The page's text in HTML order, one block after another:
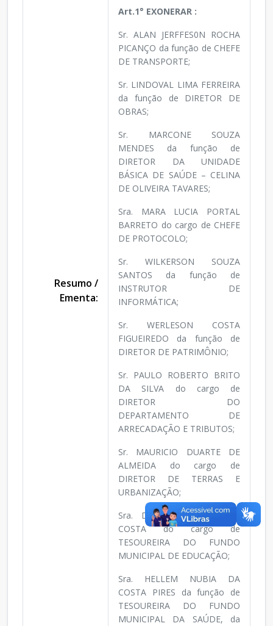
Resumo /
Ementa:
Art.1° EXONERAR :
Sr. ALAN JERFFES0N ROCHA
PICANÇO da função de CHEFE
DE TRANSPORTE;
Sr. LINDOVAL LIMA FERREIRA
da função de DIRETOR DE
OBRAS;
Sr. MARCONE SOUZA
MENDES da função de
DIRETOR DA UNIDADE
BÁSICA DE SAÚDE – CELINA
DE OLIVEIRA TAVARES;
Sra. MARA LUCIA PORTAL
BARRETO do cargo de CHEFE
DE PROTOCOLO;
Sr. WILKERSON SOUZA
SANTOS da função de
INSTRUTOR DE
INFORMÁTICA;
Sr. WERLESON COSTA
FIGUEIREDO da função de
DIRETOR DE PATRIMÔNIO;
Sr. PAULO ROBERTO BRITO
DA SILVA do cargo de
DIRETOR DO
DEPARTAMENTO DE
ARRECADAÇÃO E TRIBUTOS;
Sr. MAURICIO DUARTE DE
ALMEIDA do cargo de
DIRETOR DE TERRAS E
URBANIZAÇÃO;
Sra. DILVANE SANTOS DA
COSTA do cargo de
TESOUREIRA DO FUNDO
MUNICIPAL DE EDUCAÇÃO;
Sra. HELLEM NUBIA DA
COSTA PIRES da função de
TESOUREIRA DO FUNDO
MUNICIPAL DA SAÚDE, da